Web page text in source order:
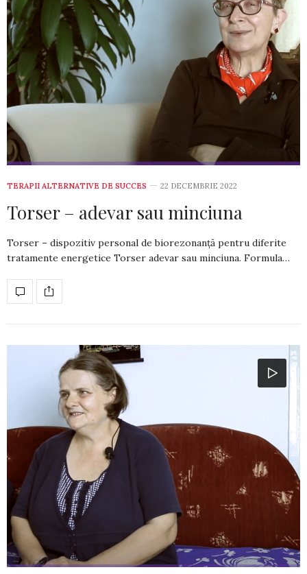
TERAPII ALTERNATIVE DE SUCCES 22 DECEMBRIE 2022
Torser – adevar sau minciuna
Torser – dispozitiv personal de biorezonanță pentru diferite
tratamente energetice Torser adevar sau minciuna. Formula…